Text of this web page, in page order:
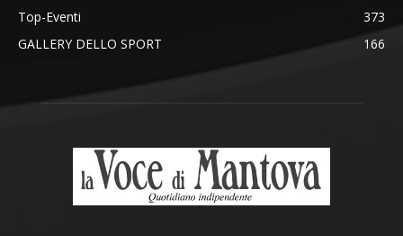
Top-Eventi
373
GALLERY DELLO SPORT
166